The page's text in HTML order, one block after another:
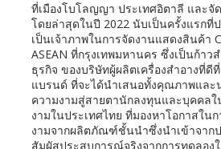
ที่เมืองโบโลญญา ประเทศอิตาลี และจั
โดยล่าสุดในปี 2022 นับเป็นครั้งแรกที่
เป็นเจ้าภาพในการจัดงานแสดงสินค้า
ASEAN ที่กรุงเทพมหานคร ซึ่งเป็นก้า
ธุรกิจ ของบริษัทผู้ผลิตเครื่องสำอางที่ดี
แบรนด์ ที่จะได้นำเสนอทั้งคุณภาพแล
ความงามสู่สายตานักลงทุนและบุคคลใ
งามในประเทศไทย ที่มองหาโอกาสใน
งามจากผลิตภัณฑ์ชั้นนำซึ่งนำเข้าจาก
สัมผัสประสบการณ์จริงจากการทดลอ